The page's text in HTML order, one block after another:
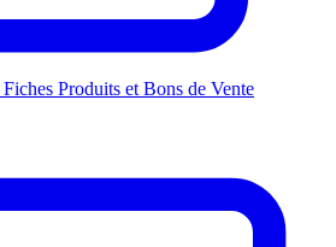
Fiches Produits et Bons de Vente